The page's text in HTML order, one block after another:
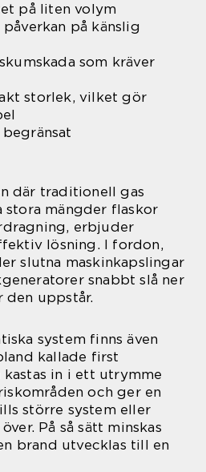
på liten volym
på känslig
som kräver
storlek, vilket gör
där traditionell gas
stora mängder flaskor
erbjuder
lösning. I fordon,
slutna maskinkapslingar
snabbt slå ner
den uppstår.
system finns även
kallade first
kastas in i ett utrymme
och ger en
större system eller
På så sätt minskas
brand utvecklas till en